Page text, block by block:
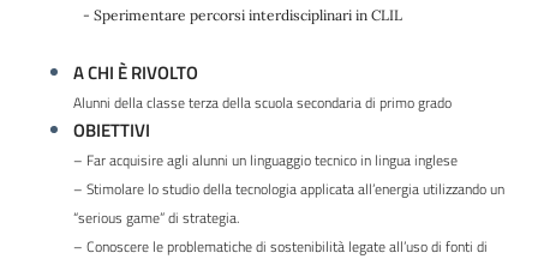
- Sperimentare percorsi interdisciplinari in CLIL
A CHI È RIVOLTO
Alunni della classe terza della scuola secondaria di primo grado
OBIETTIVI
– Far acquisire agli alunni un linguaggio tecnico in lingua inglese
– Stimolare lo studio della tecnologia applicata all’energia utilizzando un
“serious game” di strategia.
– Conoscere le problematiche di sostenibilità legate all’uso di fonti di